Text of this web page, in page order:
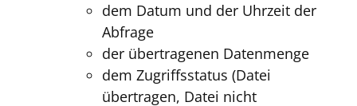
dem Datum und der Uhrzeit der
Abfrage
der übertragenen Datenmenge
dem Zugriffsstatus (Datei
übertragen, Datei nicht